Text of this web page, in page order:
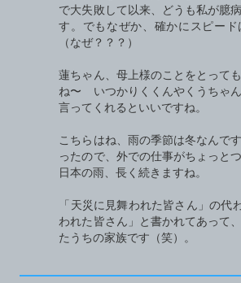
で大失敗して以来、どうも私が臆
す。でもなぜか、確かにスピード
（なぜ？？？）
蓮ちゃん、母上様のことをとって
ね〜 いつかりくくんやくうちゃ
言ってくれるといいですね。
こちらはね、雨の季節は冬なんで
ったので、外での仕事がちょっと
日本の雨、長く続きますね。
「天災に見舞われた皆さん」の代
われた皆さん」と書かれてあって
たうちの家族です（笑）。